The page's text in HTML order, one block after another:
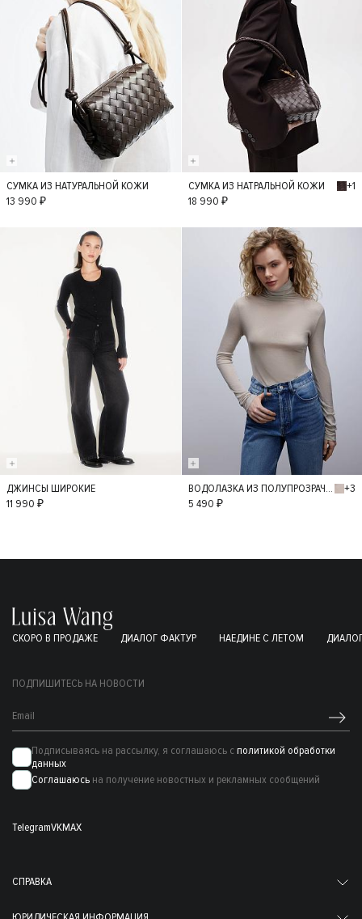
S
СУМКА ИЗ НАТУРАЛЬНОЙ КОЖИ
13 990 ₽
S
СУМКА ИЗ НАТРАЛЬНОЙ КОЖИ
+1
18 990 ₽
36
ДЖИНСЫ ШИРОКИЕ
11 990 ₽
M
ВОДОЛАЗКА ИЗ ПОЛУПРОЗРАЧНОГО ТРИКОТАЖА
+3
5 490 ₽
СКОРО В ПРОДАЖЕ ДИАЛОГ ФАКТУР НАЕДИНЕ С ЛЕТОМ
ПОДПИШИТЕСЬ НА НОВОСТИ
Подписываясь на рассылку, я соглашаюсь с политикой обработки
данных
Соглашаюсь на получение новостных и рекламных сообщений
TelegramVKMAX
СПРАВКА